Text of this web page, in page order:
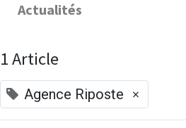
Actualités
1 Article
Agence Riposte ×